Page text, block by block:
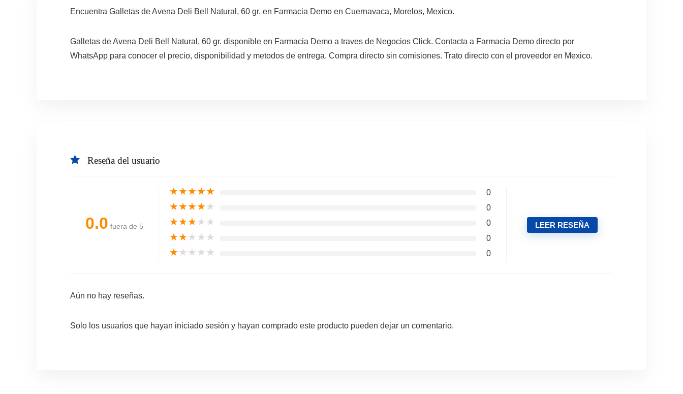
Encuentra Galletas de Avena Deli Bell Natural, 60 gr. en Farmacia Demo en Cuernavaca, Morelos, Mexico.
Galletas de Avena Deli Bell Natural, 60 gr. disponible en Farmacia Demo a traves de Negocios Click. Contacta a Farmacia Demo directo por
WhatsApp para conocer el precio, disponibilidad y metodos de entrega. Compra directo sin comisiones. Trato directo con el proveedor en Mexico.
Reseña del usuario
0.0 fuera de 5
★★★★★ 0
★★★★★ 0
★★★★★ 0
★★★★★ 0
★★★★★ 0
LEER RESEÑA
Aún no hay reseñas.
Solo los usuarios que hayan iniciado sesión y hayan comprado este producto pueden dejar un comentario.